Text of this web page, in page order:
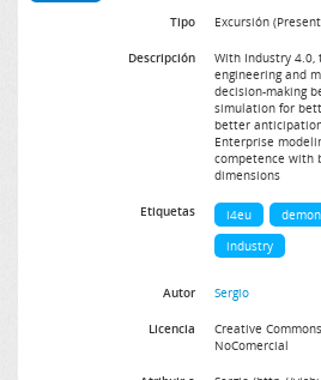
Tipo Excursión
Descripción
With Industry
engineering and
decision-making
simulation for
better
Enterprise
competence with
dimensions
Etiquetas i4eu
industry
Autor Sergio
Licencia
Creative
NoComercial